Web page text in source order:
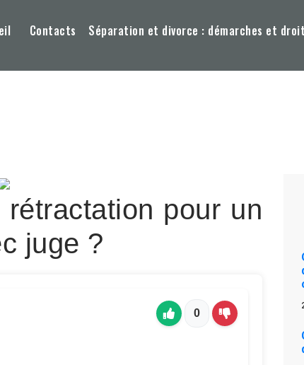
Contacts Séparation et divorce : démarches et
pour un
juge ?
0